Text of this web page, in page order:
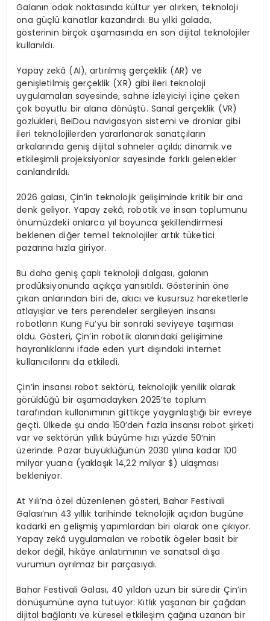
Galanın odak noktasında kültür yer alırken, teknoloji
ona güçlü kanatlar kazandırdı. Bu yılki galada,
gösterinin birçok aşamasında en son dijital teknolojiler
kullanıldı.
Yapay zekâ (AI), artırılmış gerçeklik (AR) ve
genişletilmiş gerçeklik (XR) gibi ileri teknoloji
uygulamaları sayesinde, sahne izleyiciyi içine çeken
çok boyutlu bir alana dönüştü. Sanal gerçeklik (VR)
gözlükleri, BeiDou navigasyon sistemi ve dronlar gibi
ileri teknolojilerden yararlanarak sanatçıların
arkalarında geniş dijital sahneler açıldı; dinamik ve
etkileşimli projeksiyonlar sayesinde farklı gelenekler
canlandırıldı.
2026 galası, Çin’in teknolojik gelişiminde kritik bir ana
denk geliyor. Yapay zekâ, robotik ve insan toplumunu
önümüzdeki onlarca yıl boyunca şekillendirmesi
beklenen diğer temel teknolojiler artık tüketici
pazarına hızla giriyor.
Bu daha geniş çaplı teknoloji dalgası, galanın
prodüksiyonunda açıkça yansıtıldı. Gösterinin öne
çıkan anlarından biri de, akıcı ve kusursuz hareketlerle
atlayışlar ve ters perendeler sergileyen insansı
robotların Kung Fu’yu bir sonraki seviyeye taşıması
oldu. Gösteri, Çin’in robotik alanındaki gelişimine
hayranlıklarını ifade eden yurt dışındaki internet
kullanıcılarını da etkiledi.
Çin’in insansı robot sektörü, teknolojik yenilik olarak
görüldüğü bir aşamadayken 2025’te toplum
tarafından kullanımının gittikçe yaygınlaştığı bir evreye
geçti. Ülkede şu anda 150’den fazla insansı robot şirketi
var ve sektörün yıllık büyüme hızı yüzde 50’nin
üzerinde. Pazar büyüklüğünün 2030 yılına kadar 100
milyar yuana (yaklaşık 14,22 milyar $) ulaşması
bekleniyor.
At Yılı’na özel düzenlenen gösteri, Bahar Festivali
Galası’nın 43 yıllık tarihinde teknolojik açıdan bugüne
kadarki en gelişmiş yapımlardan biri olarak öne çıkıyor.
Yapay zekâ uygulamaları ve robotik ögeler basit bir
dekor değil, hikâye anlatımının ve sanatsal dışa
vurumun ayrılmaz bir parçasıydı.
Bahar Festivali Galası, 40 yıldan uzun bir süredir Çin’in
dönüşümüne ayna tutuyor: Kıtlık yaşanan bir çağdan
dijital bağlantı ve küresel etkileşim çağına uzanan bir